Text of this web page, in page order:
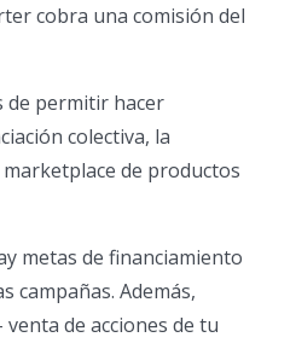
cobra una comisión del
de permitir hacer
colectiva, la
de productos
metas de financiamiento
campañas. Además,
de acciones de tu